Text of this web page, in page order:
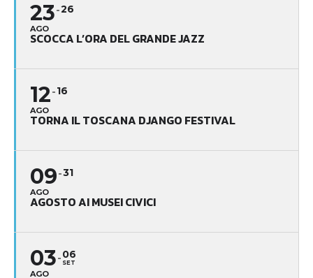
23
AGO
26
SCOCCA L’ORA DEL GRANDE JAZZ
12
AGO
16
TORNA IL TOSCANA DJANGO FESTIVAL
09
AGO
31
AGOSTO AI MUSEI CIVICI
03
AGO
06
SET